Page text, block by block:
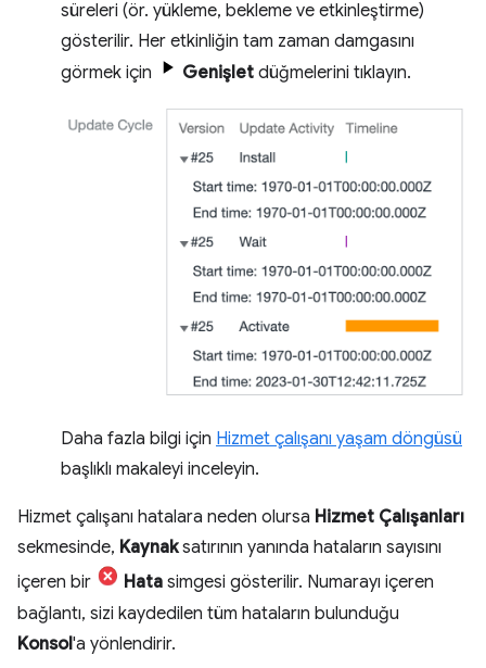
süreleri (ör. yükleme, bekleme ve etkinleştirme)
gösterilir. Her etkinliğin tam zaman damgasını
görmek için
Genişlet düğmelerini tıklayın.
Daha fazla bilgi için Hizmet çalışanı yaşam döngüsü
başlıklı makaleyi inceleyin.
Hizmet çalışanı hatalara neden olursa Hizmet Çalışanları
sekmesinde, Kaynaksatırının yanında hataların sayısını
içeren bir
Hata simgesi gösterilir. Numarayı içeren
bağlantı, sizi kaydedilen tüm hataların bulunduğu
Konsol'a yönlendirir.